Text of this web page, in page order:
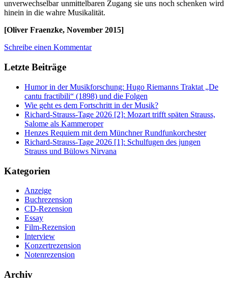
unverwechselbar unmittelbaren Zugang sie uns noch schenken wird
hinein in die wahre Musikalität.
[Oliver Fraenzke, November 2015]
Schreibe einen Kommentar
Letzte Beiträge
Humor in der Musikforschung: Hugo Riemanns Traktat „De
cantu fractibili“ (1898) und die Folgen
Wie geht es dem Fortschritt in der Musik?
Richard-Strauss-Tage 2026 [2]: Mozart trifft späten Strauss,
Salome als Kammeroper
Henzes Requiem mit dem Münchner Rundfunkorchester
Richard-Strauss-Tage 2026 [1]: Schulfugen des jungen
Strauss und Bülows Nirvana
Kategorien
Anzeige
Buchrezension
CD-Rezension
Essay
Film-Rezension
Interview
Konzertrezension
Notenrezension
Archiv